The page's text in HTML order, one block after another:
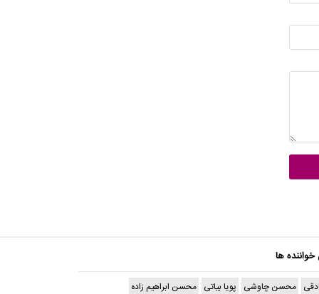
خواننده ها
محسن چاوشی پویا بیاتی محسن ابراهیم زاده